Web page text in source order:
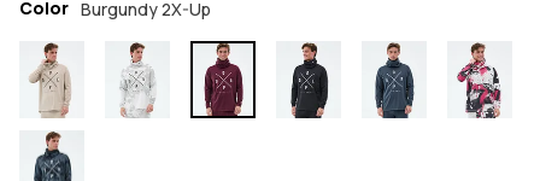
Color Burgundy 2X-Up